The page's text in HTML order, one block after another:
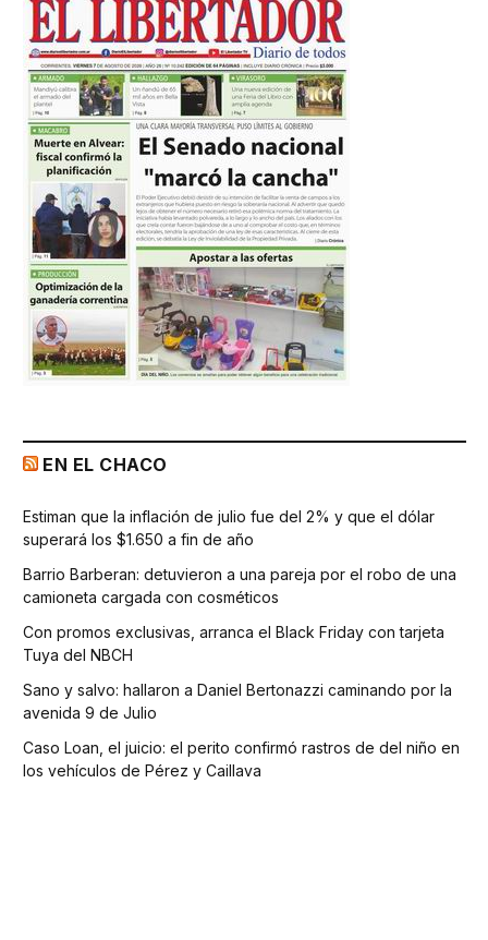
EN EL CHACO
Estiman que la inflación de julio fue del 2% y que el dólar
superará los $1.650 a fin de año
Barrio Barberan: detuvieron a una pareja por el robo de una
camioneta cargada con cosméticos
Con promos exclusivas, arranca el Black Friday con tarjeta
Tuya del NBCH
Sano y salvo: hallaron a Daniel Bertonazzi caminando por la
avenida 9 de Julio
Caso Loan, el juicio: el perito confirmó rastros de del niño en
los vehículos de Pérez y Caillava